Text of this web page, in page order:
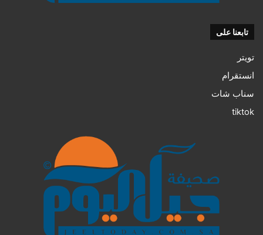
تابعنا على
تويتر
انستقرام
سناب شات
tiktok